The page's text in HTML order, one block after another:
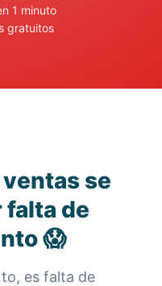
1 minuto
gratuitos
se
falta de
😱
es falta de